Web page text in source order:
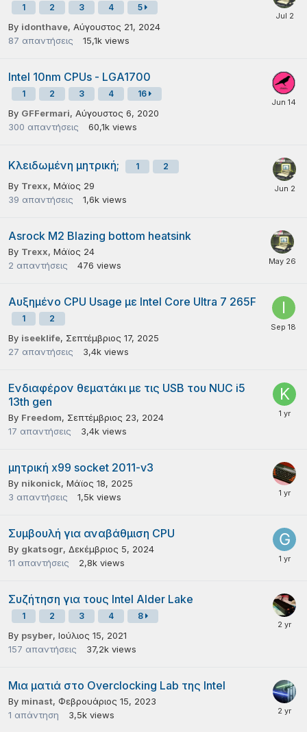
1 2 3 4 5
By idonthave, Αύγουστος 21, 2024
87 απαντήσεις 15,1k views
Intel 10nm CPUs - LGA1700
1 2 3 4 16
By GFFermari, Αύγουστος 6, 2020
300 απαντήσεις 60,1k views
Κλειδωμένη μητρική; 1 2
By Trexx, Μάϊος 29
39 απαντήσεις 1,6k views
Asrock M2 Blazing bottom heatsink
By Trexx, Μάϊος 24
2 απαντήσεις 476 views
Αυξημένο CPU Usage με Intel Core Ultra 7 265F
1 2
By iseeklife, Σεπτέμβριος 17, 2025
27 απαντήσεις 3,4k views
Ενδιαφέρον θεματάκι με τις USB του NUC i5
13th gen
By Freedom, Σεπτέμβριος 23, 2024
17 απαντήσεις 3,4k views
μητρική x99 socket 2011-v3
By nikonick, Μάϊος 18, 2025
3 απαντήσεις 1,5k views
Συμβουλή για αναβάθμιση CPU
By gkatsogr, Δεκέμβριος 5, 2024
11 απαντήσεις 2,8k views
Συζήτηση για τους Intel Alder Lake
1 2 3 4 8
By psyber, Ιούλιος 15, 2021
157 απαντήσεις 37,2k views
Μια ματιά στο Overclocking Lab της Intel
By minast, Φεβρουάριος 15, 2023
1 απάντηση 3,5k views